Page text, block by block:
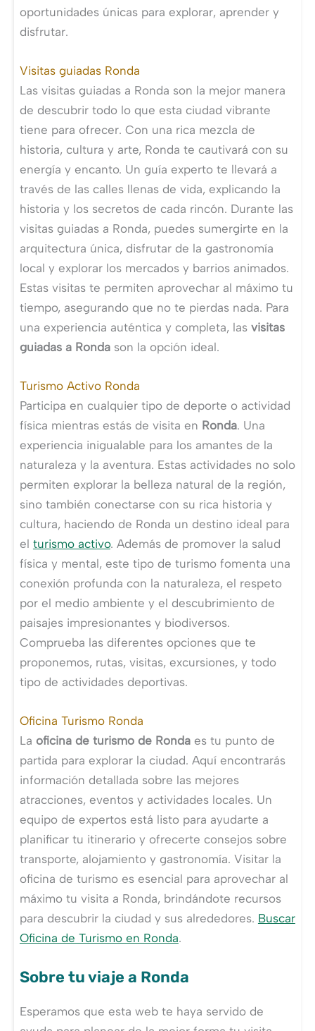
oportunidades únicas para explorar, aprender y
disfrutar.
Visitas guiadas Ronda
Las visitas guiadas a Ronda son la mejor manera
de descubrir todo lo que esta ciudad vibrante
tiene para ofrecer. Con una rica mezcla de
historia, cultura y arte, Ronda te cautivará con su
energía y encanto. Un guía experto te llevará a
través de las calles llenas de vida, explicando la
historia y los secretos de cada rincón. Durante las
visitas guiadas a Ronda, puedes sumergirte en la
arquitectura única, disfrutar de la gastronomía
local y explorar los mercados y barrios animados.
Estas visitas te permiten aprovechar al máximo tu
tiempo, asegurando que no te pierdas nada. Para
una experiencia auténtica y completa, las visitas
guiadas a Rondason la opción ideal.
Turismo Activo Ronda
Participa en cualquier tipo de deporte o actividad
física mientras estás de visita en Ronda. Una
experiencia inigualable para los amantes de la
naturaleza y la aventura. Estas actividades no solo
permiten explorar la belleza natural de la región,
sino también conectarse con su rica historia y
cultura, haciendo de Ronda un destino ideal para
el turismo activo. Además de promover la salud
física y mental, este tipo de turismo fomenta una
conexión profunda con la naturaleza, el respeto
por el medio ambiente y el descubrimiento de
paisajes impresionantes y biodiversos.
Comprueba las diferentes opciones que te
proponemos, rutas, visitas, excursiones, y todo
tipo de actividades deportivas.
Oficina Turismo Ronda
La oficina de turismo de Rondaes tu punto de
partida para explorar la ciudad. Aquí encontrarás
información detallada sobre las mejores
atracciones, eventos y actividades locales. Un
equipo de expertos está listo para ayudarte a
planificar tu itinerario y ofrecerte consejos sobre
transporte, alojamiento y gastronomía. Visitar la
oficina de turismo es esencial para aprovechar al
máximo tu visita a Ronda, brindándote recursos
para descubrir la ciudad y sus alrededores. Buscar
Oficina de Turismo en Ronda.
Sobre tu viaje a Ronda
Esperamos que esta web te haya servido de